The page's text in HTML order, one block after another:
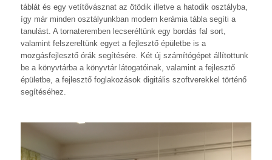
bejegyzéshez
táblát és egy vetítővásznat az ötödik illetve a hatodik osztályba,
így már minden osztályunkban modern kerámia tábla segíti a
tanulást. A tornateremben lecseréltünk egy bordás fal sort,
valamint felszereltünk egyet a fejlesztő épületbe is a
mozgásfejlesztő órák segítésére. Két új számítógépet állítottunk
be a könyvtárba a könyvtár látogatóinak, valamint a fejlesztő
épületbe, a fejlesztő foglakozások digitális szoftverekkel történő
segítéséhez.